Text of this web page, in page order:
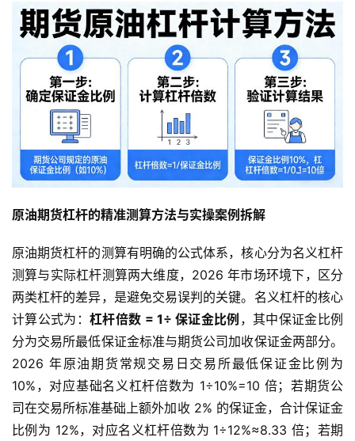
原油期货杠杆的精准测算方法与实操案例拆解
原油期货杠杆的测算有明确的公式体系，核心分为名义杠杆
测算与实际杠杆测算两大维度，2026 年市场环境下，区分
两类杠杆的差异，是避免交易误判的关键。名义杠杆的核心
计算公式为： 杠杆倍数 = 1÷ 保证金比例 ，其中保证金比例
分为交易所最低保证金标准与期货公司加收保证金两部分。
2026 年原油期货常规交易日交易所最低保证金比例为
10%，对应基础名义杠杆倍数为 1÷10%=10 倍；若期货公
司在交易所标准基础上额外加收 2% 的保证金，合计保证金
比例为 12%，对应名义杠杆倍数为 1÷12%≈8.33 倍；若期